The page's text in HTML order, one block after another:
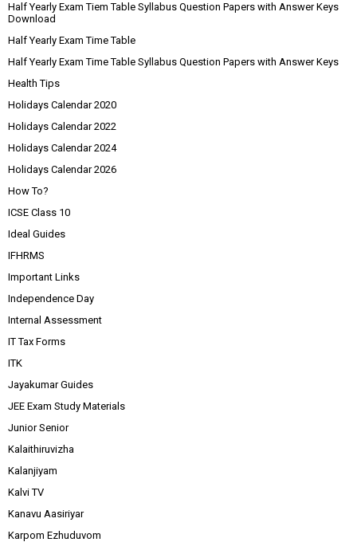
Half Yearly Exam Tiem Table Syllabus Question Papers with Answer Keys
Download
Half Yearly Exam Time Table
Half Yearly Exam Time Table Syllabus Question Papers with Answer Keys
Health Tips
Holidays Calendar 2020
Holidays Calendar 2022
Holidays Calendar 2024
Holidays Calendar 2026
How To?
ICSE Class 10
Ideal Guides
IFHRMS
Important Links
Independence Day
Internal Assessment
IT Tax Forms
ITK
Jayakumar Guides
JEE Exam Study Materials
Junior Senior
Kalaithiruvizha
Kalanjiyam
Kalvi TV
Kanavu Aasiriyar
Karpom Ezhuduvom